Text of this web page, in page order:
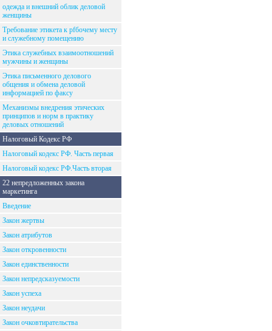
одежда и внешний облик деловой
женщины
Требование этикета к рfбочему месту
и служебному помещению
Этика служебных взаимоотношений
мужчины и женщины
Этика письменного делового
общения и обмена деловой
информацией по факсу
Механизмы внедрения этических
принципов и норм в практику
деловых отношений
Налоговый Кодекс РФ
Налоговый кодекс РФ. Часть первая
Налоговый кодекс РФ.Часть вторая
22 непредложенных закона
маркетинга
Введение
Закон жертвы
Закон атрибутов
Закон откровенности
Закон единственности
Закон непредсказуемости
Закон успеха
Закон неудачи
Закон очковтирательства